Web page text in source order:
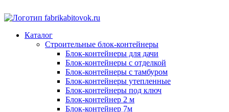
Каталог
Строительные блок-контейнеры
Блок-контейнеры для дачи
Блок-контейнеры с отделкой
Блок-контейнеры с тамбуром
Блок-контейнеры утепленные
Блок-контейнеры под ключ
Блок-контейнер 2 м
Блок-контейнер 7м